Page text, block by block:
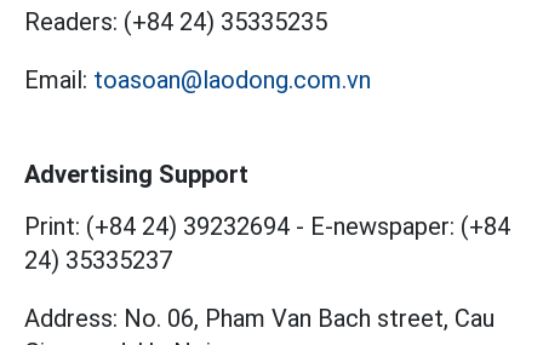
Readers: (+84 24) 35335235
Email: toasoan@laodong.com.vn
Advertising Support
Print: (+84 24) 39232694 - E-newspaper: (+84
24) 35335237
Address: No. 06, Pham Van Bach street, Cau